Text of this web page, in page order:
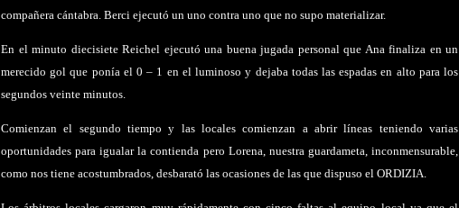
compañera cántabra. Berci ejecutó un uno contra uno que no supo materializar.
En el minuto diecisiete Reichel ejecutó una buena jugada personal que Ana finaliza en un
merecido gol que ponía el 0 – 1 en el luminoso y dejaba todas las espadas en alto para los
segundos veinte minutos.
Comienzan el segundo tiempo y las locales comienzan a abrir líneas teniendo varias
oportunidades para igualar la contienda pero Lorena, nuestra guardameta, inconmensurable,
como nos tiene acostumbrados, desbarató las ocasiones de las que dispuso el ORDIZIA.